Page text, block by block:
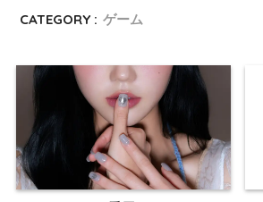
CATEGORY : ゲーム